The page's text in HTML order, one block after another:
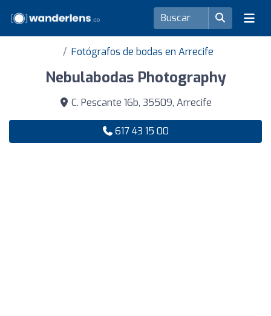
Fotógrafos de bodas en Arrecife
Nebulabodas Photography
C. Pescante 16b, 35509, Arrecife
617 43 15 00